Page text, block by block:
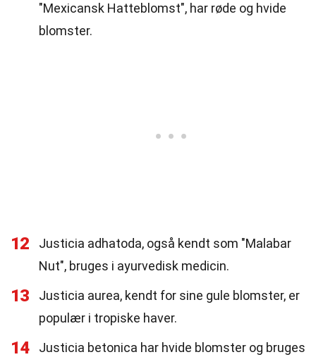
"Mexicansk Hatteblomst", har røde og hvide
blomster.
12
Justicia adhatoda, også kendt som "Malabar
Nut", bruges i ayurvedisk medicin.
13
Justicia aurea, kendt for sine gule blomster, er
populær i tropiske haver.
14 Justicia betonica har hvide blomster og bruges